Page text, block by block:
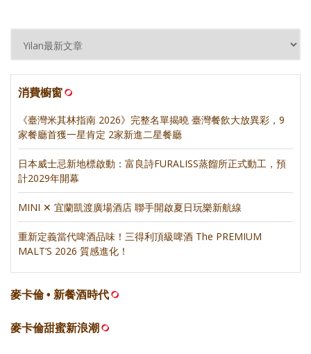
消費櫥窗
《臺灣米其林指南 2026》完整名單揭曉 臺灣餐飲大放異彩，9
家餐廳首獲一星肯定 2家新進二星餐廳
日本威士忌新地標啟動：富良詩FURALISS蒸餾所正式動工，預
計2029年開幕
MINI ✕ 宜蘭凱渡廣場酒店 聯手開啟夏日玩樂新航線
重新定義當代啤酒品味！三得利頂級啤酒 The PREMIUM
MALT’S 2026 質感進化！
麥卡倫 • 新餐酒時代
麥卡倫甜蜜新浪潮